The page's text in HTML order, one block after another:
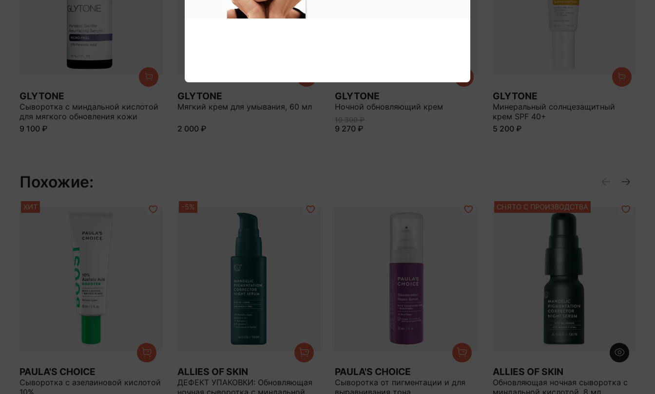
GLYTONE
Сыворотка с миндальной кислотой
для мягкого обновления кожи
9 100 ₽
GLYTONE
Мягкий крем для умывания, 60 мл
2 000 ₽
GLYTONE
Ночной обновляющий крем
10 300 ₽
9 270 ₽
GLYTONE
Минеральный солнцезащитный
крем SPF 40+
5 200 ₽
Похожие:
ХИТ
PAULA'S CHOICE
Сыворотка с азелаиновой кислотой
-5%
ALLIES OF SKIN
ДЕФЕКТ УПАКОВКИ: Обновляющая
PAULA'S CHOICE
Сыворотка от пигментации и для
СНЯТО С ПРОИЗВОДСТВА
ALLIES OF SKIN
Обновляющая ночная сыворотка с